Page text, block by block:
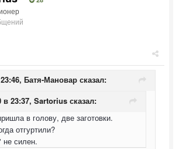
Батя-Мановар сказал:
в 23:37, Sartorius сказал:
в голову, две заготовки.
отгуртили?
силен.